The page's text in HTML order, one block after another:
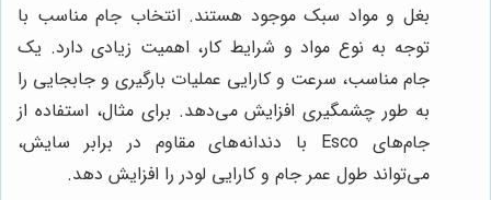
بغل و مواد سبک موجود هستند. انتخاب جام مناسب با
توجه به نوع مواد و شرایط کار، اهمیت زیادی دارد. یک
جام مناسب، سرعت و کارایی عملیات بارگیری و جابجایی را
به طور چشمگیری افزایش می‌دهد. برای مثال، استفاده از
جام‌های Esco با دندانه‌های مقاوم در برابر سایش،
می‌تواند طول عمر جام و کارایی لودر را افزایش دهد.